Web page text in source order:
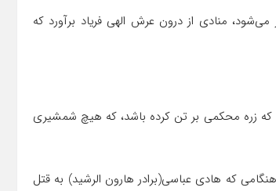
منادی از درون عرش الهی فریاد برآورد که
زره محکمی بر تن کرده باشد، که هیچ شمشیری
که هادی عباسی(برادر هارون الرشید) به قتل